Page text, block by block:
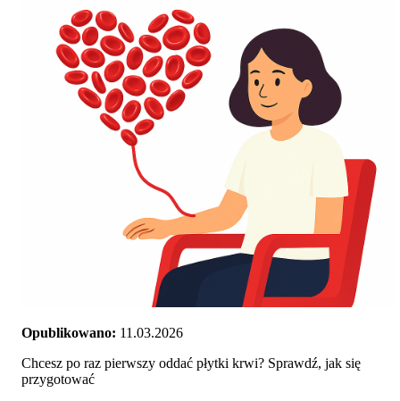
Opublikowano: 11.03.2026
Chcesz po raz pierwszy oddać płytki krwi? Sprawdź, jak się
przygotować